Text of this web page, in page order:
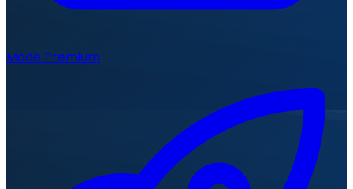
Mode Premium